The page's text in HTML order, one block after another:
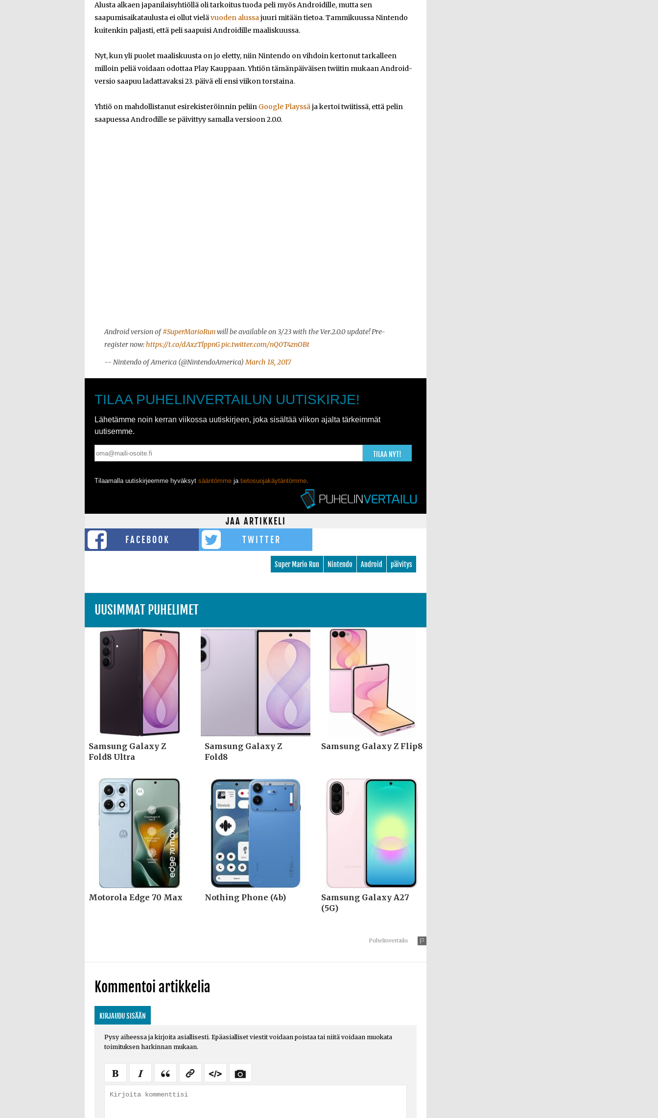
Alusta alkaen japanilaisyhtiöllä oli tarkoitus tuoda peli myös Androidille, mutta sen
saapumisaikataulusta ei ollut vielävuoden alussajuuri mitään tietoa. Tammikuussa Nintendo
kuitenkin paljasti, että peli saapuisi Androidille maaliskuussa.
Nyt, kun yli puolet maaliskuusta on jo eletty, niin Nintendo on vihdoin kertonut tarkalleen
milloin peliä voidaan odottaa Play Kauppaan. Yhtiön tämänpäiväisen twiitin mukaan Android-
versio saapuu ladattavaksi 23. päivä eli ensi viikon torstaina.
Yhtiö on mahdollistanut esirekisteröinnin peliin Google Playssäja kertoi twiitissä, että pelin
saapuessa Androdille se päivittyy samalla versioon 2.0.0.
Android version of#SuperMarioRunwill be available on 3/23 with the Ver.2.0.0 update! Pre-
register now:https://t.co/dAxzTlppnGpic.twitter.com/nQ0T4znOBt
-- Nintendo of America (@NintendoAmerica)March 18, 2017
TILAA PUHELINVERTAILUN UUTISKIRJE!
Lähetämme noin kerran viikossa uutiskirjeen, joka sisältää viikon ajalta tärkeimmät
uutisemme.
TILAA NYT!
Tilaamalla uutiskirjeemme hyväksyt sääntömme ja tietosuojakäytäntömme.
JAA ARTIKKELI
FACEBOOK
TWITTER
päivitys
Android
Nintendo
Super Mario Run
UUSIMMAT PUHELIMET
Samsung Galaxy Z
Fold8 Ultra
Samsung Galaxy Z
Fold8
Samsung Galaxy Z Flip8
Motorola Edge 70 Max Nothing Phone (4b)
Samsung Galaxy A27
(5G)
Puhelinvertailu
Kommentoi artikkelia
KIRJAUDU SISÄÄN
Pysy aiheessa ja kirjoita asiallisesti. Epäasialliset viestit voidaan poistaa tai niitä voidaan muokata
toimituksen harkinnan mukaan.